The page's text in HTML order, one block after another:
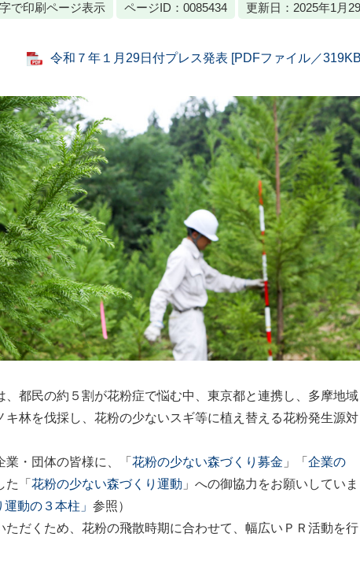
で印刷ページ表示 ページID：0085434 更新日：2025年1月
令和７年１月29日付プレス発表 [PDFファイル／
都民の約５割が花粉症で悩む中、東京都と連携し、多摩地域
林を伐採し、花粉の少ないスギ等に植え替える花粉発生源対
・団体の皆様に、「 花粉の少ない森づくり募金 」「 企業の
た「 花粉の少ない森づくり運動 」への御協力をお願いしていま
動の３本柱」 参照）
だくため、花粉の飛散時期に合わせて、幅広いＰＲ活動を行